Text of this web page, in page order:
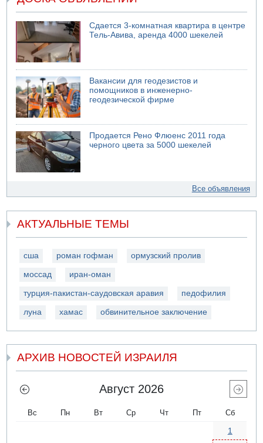
Сдается 3-комнатная квартира в центре
Тель-Авива, аренда 4000 шекелей
Вакансии для геодезистов и
помощников в инженерно-
геодезической фирме
Продается Рено Флюенс 2011 года
черного цвета за 5000 шекелей
Все объявления
АКТУАЛЬНЫЕ ТЕМЫ
сша роман гофман ормузский пролив
моссад иран-оман
турция-пакистан-саудовская аравия педофилия
луна хамас обвинительное заключение
АРХИВ НОВОСТЕЙ ИЗРАИЛЯ
Август 2026
Вс Пн Вт Ср Чт Пт Сб
1